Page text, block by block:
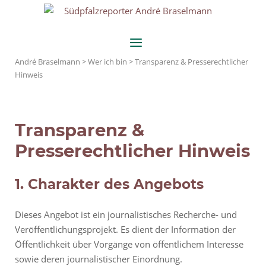
Home
Menu
André Braselmann >Wer ich bin >Transparenz & Presserechtlicher
Hinweis
Transparenz &
Presserechtlicher Hinweis
1. Charakter des Angebots
Dieses Angebot ist ein journalistisches Recherche- und
Veröffentlichungsprojekt. Es dient der Information der
Öffentlichkeit über Vorgänge von öffentlichem Interesse
sowie deren journalistischer Einordnung.